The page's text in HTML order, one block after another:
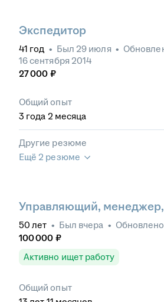
Экспедитор
41 год • Был 29 июля •
16 сентября 2014
27 000 ₽
Общий опыт
3 года 2 месяца
Другие резюме
Ещё 2 резюме
Управляющий, менеджер,
50 лет • Был вчера • Обновлено
100 000 ₽
Активно ищет работу
Общий опыт